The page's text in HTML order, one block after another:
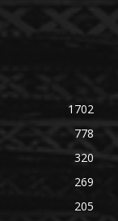
1702
778
320
269
205